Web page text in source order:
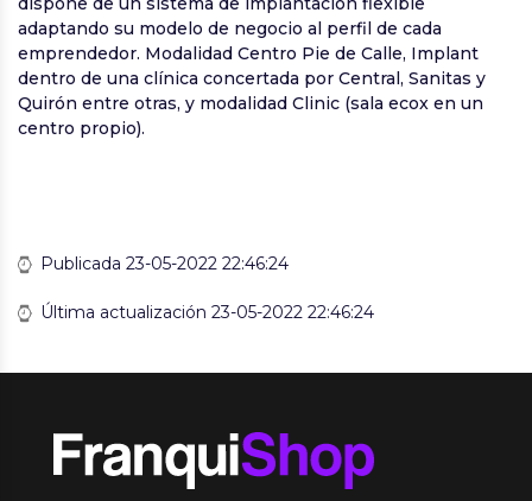
adaptando su modelo de negocio al perfil de cada
emprendedor. Modalidad Centro Pie de Calle, Implant
dentro de una clínica concertada por Central, Sanitas y
Quirón entre otras, y modalidad Clinic (sala ecox en un
centro propio).
Publicada 23-05-2022 22:46:24
Última actualización 23-05-2022 22:46:24